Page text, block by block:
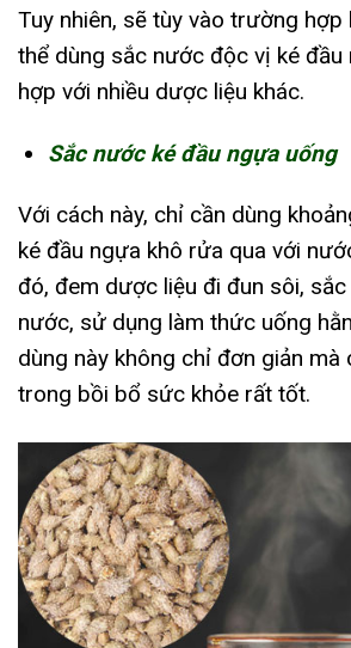
Tuy nhiên, sẽ tùy vào trường hợp
thể dùng sắc nước độc vị ké đầu
hợp với nhiều dược liệu khác.
Sắc nước ké đầu ngựa uống
Với cách này, chỉ cần dùng
ké đầu ngựa khô rửa qua với
đó, đem dược liệu đi đun sôi,
nước, sử dụng làm thức uống
dùng này không chỉ đơn giản mà
trong bồi bổ sức khỏe rất tốt.